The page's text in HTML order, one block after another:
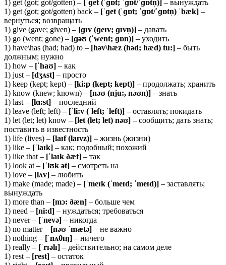
1) get (got; got/gotten) – [ˈɡet (ˈɡɒt; ˈɡɒt/ˈɡɒtn̩)] – вынуждать
1) get (got; got/gotten) back – [ˈɡet (ˈɡɒt; ˈɡɒt/ˈɡɒtn̩) ˈbæk] –
вернуться; возвращать
1) give (gave; given) – [ɡɪv (ɡeɪv; ɡɪvn̩)] – давать
1) go (went; gone) – [ɡəʊ (ˈwent; ɡɒn)] – уходить
1) have\has (had; had) to – [həv\hæz (həd; hæd) tu:] – быть
должным; нужно
1) how – [ˈhaʊ] – как
1) just – [dʒʌst] – просто
1) keep (kept; kept) – [ki:p (kept; kept)] – продолжать; хранить
1) know (knew; known) – [nəʊ (nju:, nəʊn)] – знать
1) last – [lɑ:st] – последний
1) leave (left; left) – [ˈli:v (ˈleft; ˈleft)] – оставлять; покидать
1) let (let; let) know – [let (let; let) nəʊ] – сообщить; дать знать;
поставить в известность
1) life (lives) – [laɪf (laɪvz)] – жизнь (жизни)
1) like – [ˈlaɪk] – как; подобный; похожий
1) like that – [ˈlaɪk ðæt] – так
1) look at – [ˈlʊk ət] – смотреть на
1) love – [lʌv] – любить
1) make (made; made) – [ˈmeɪk (ˈmeɪd; ˈmeɪd)] – заставлять;
вынуждать
1) more than – [mɔ: ðæn] – больше чем
1) need – [ni:d] – нуждаться; требоваться
1) never – [ˈnevə] – никогда
1) no matter – [nəʊ ˈmætə] – не важно
1) nothing – [ˈnʌθɪŋ] – ничего
1) really – [ˈrɪəlɪ] – действительно; на самом деле
1) rest – [rest] – остаток